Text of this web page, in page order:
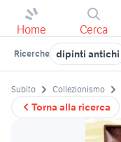
Home Cerca
Ricerche dipinti antichi
Torna alla ricerca
Subito Collezionismo